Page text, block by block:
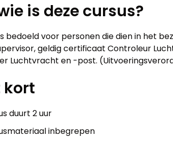
is deze cursus?
bedoeld voor personen die dien in het
geldig certificaat Controleur
Luchtvracht en -post.
kort
duurt 2 uur
inbegrepen